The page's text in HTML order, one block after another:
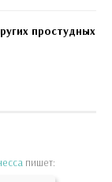
простудных
пишет: